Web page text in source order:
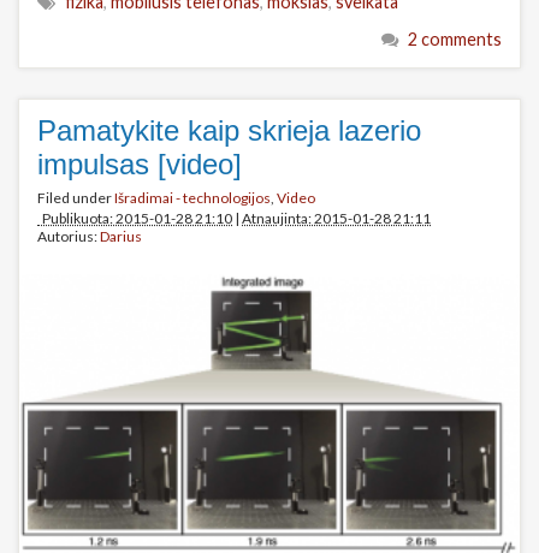
2 comments
Pamatykite kaip skrieja lazerio
impulsas [video]
Filed underIšradimai - technologijos, Video
Publikuota: 2015-01-28 21:10 | Atnaujinta: 2015-01-28 21:11
Autorius:Darius